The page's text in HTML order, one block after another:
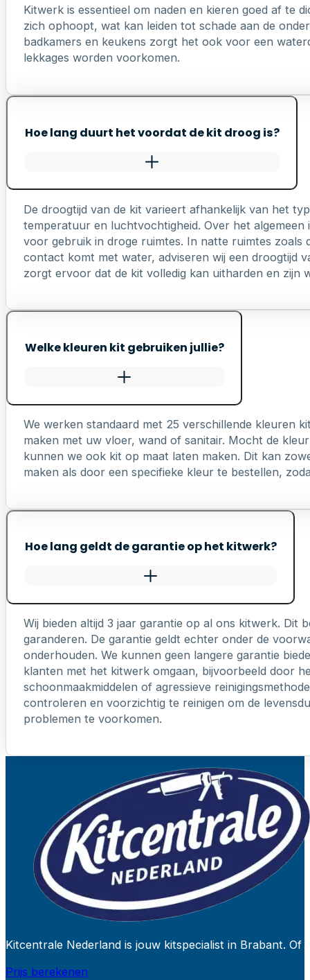
Kitwerk is essentieel om naden en kieren goed af te
zich ophoopt, wat kan leiden tot schade aan de
badkamers en keukens zorgt het ook voor een
lekkages worden voorkomen.
Hoe lang duurt het voordat de kit droog is?
De droogtijd van de kit varieert afhankelijk van het
temperatuur en luchtvochtigheid. Over het
voor gebruik in droge ruimtes. In natte ruimtes zoals
contact komt met water, adviseren wij een droogtijd
zorgt ervoor dat de kit volledig kan uitharden en zijn
Welke kleuren kit gebruiken jullie?
We werken standaard met 25 verschillende kleuren
maken met uw vloer, wand of sanitair. Mocht de
kunnen we ook kit op maat laten maken. Dit kan
maken als door een specifieke kleur te bestellen,
Hoe lang geldt de garantie op het kitwerk?
Wij bieden altijd 3 jaar garantie op al ons kitwerk. Dit
garanderen. De garantie geldt echter onder de
onderhouden. We kunnen geen langere garantie
klanten met het kitwerk omgaan, bijvoorbeeld door
schoonmaakmiddelen of agressieve
controleren en voorzichtig te reinigen om de
problemen te voorkomen.
Kitcentrale Nederland is jouw kitspecialist in Brabant.
Prijs berekenen